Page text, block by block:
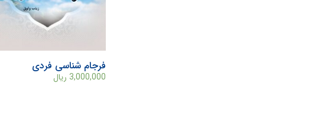
فرجام شناسی فردی
3,000,000 ریال